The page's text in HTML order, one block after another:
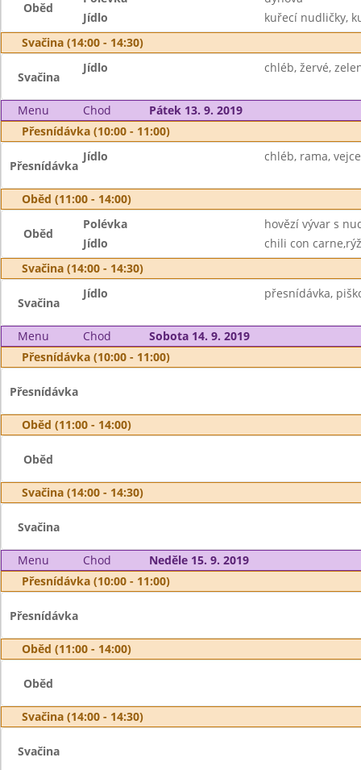
Oběd
Jídlo
kuřecí nudličky,
Svačina (14:00 - 14:30)
Svačina
Jídlo chléb, žervé,
Menu Chod
Pátek 13. 9. 2019
Přesnídávka (10:00 - 11:00)
Přesnídávka
Jídlo chléb, rama,
Oběd (11:00 - 14:00)
Oběd
Polévka
hovězí vývar s
Jídlo
chili con
Svačina (14:00 - 14:30)
Svačina
Jídlo přesnídávka,
Menu Chod
Sobota 14. 9. 2019
Přesnídávka (10:00 - 11:00)
Přesnídávka
Oběd (11:00 - 14:00)
Oběd
Svačina (14:00 - 14:30)
Svačina
Menu Chod
Neděle 15. 9. 2019
Přesnídávka (10:00 - 11:00)
Přesnídávka
Oběd (11:00 - 14:00)
Oběd
Svačina (14:00 - 14:30)
Svačina